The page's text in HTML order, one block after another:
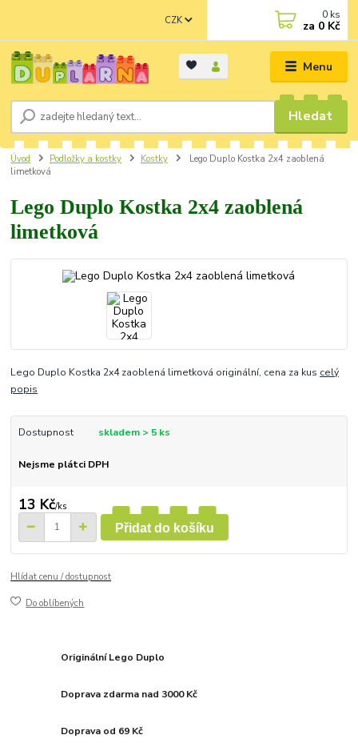
Menu
CZK
Hledat
0 ks
za 0 Kč
Úvod Podložky a kostky Kostky
Lego Duplo Kostka 2x4 zaoblená
limetková
Lego Duplo Kostka 2x4 zaoblená
limetková
Lego Duplo Kostka 2x4 zaoblená limetková originální, cena za kus celý
popis
Dostupnost skladem > 5 ks
Nejsme plátci DPH
13 Kč/ks
Přidat do košíku
Hlídat cenu / dostupnost
Do oblíbených
Originální Lego Duplo
Doprava zdarma nad 3000 Kč
Doprava od 69 Kč